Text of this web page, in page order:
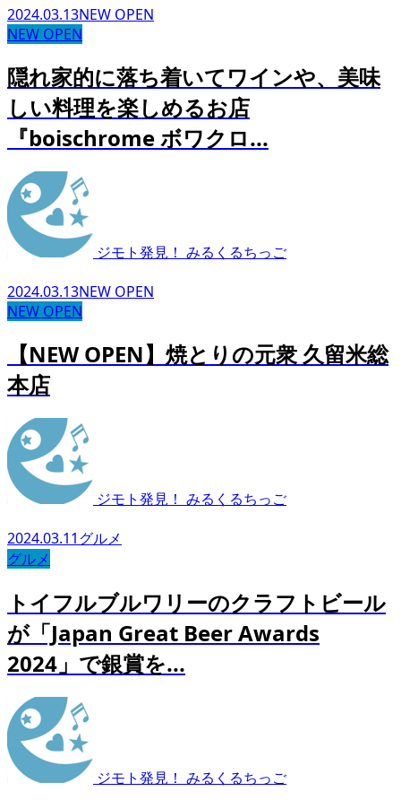
2024.03.13NEW OPEN
NEW OPEN
隠れ家的に落ち着いてワインや、美味
しい料理を楽しめるお店
『boischrome ボワクロ...
ジモト発見！ みるくるちっご
2024.03.13NEW OPEN
NEW OPEN
【NEW OPEN】焼とりの元衆 久留米総
本店
ジモト発見！ みるくるちっご
2024.03.11グルメ
グルメ
トイフルブルワリーのクラフトビール
が「Japan Great Beer Awards
2024」で銀賞を...
ジモト発見！ みるくるちっご